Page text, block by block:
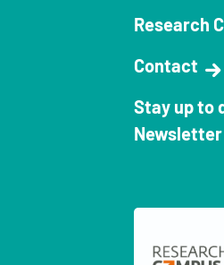
Research
Contact
Stay up to
Newsletter